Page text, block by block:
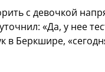
с девочкой
«Да, у нее
в Беркшире,